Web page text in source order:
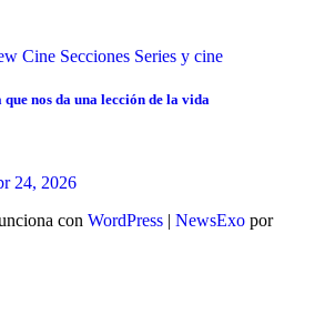
Cine Secciones Series y cine
nos da una lección de la vida
24, 2026
con WordPress | NewsExo por